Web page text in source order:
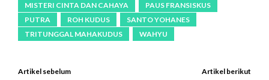
MISTERI CINTA DAN CAHAYA
PAUS FRANSISKUS
PUTRA
ROH KUDUS
SANTO YOHANES
TRITUNGGAL MAHAKUDUS
WAHYU
Artikel sebelum Artikel berikut